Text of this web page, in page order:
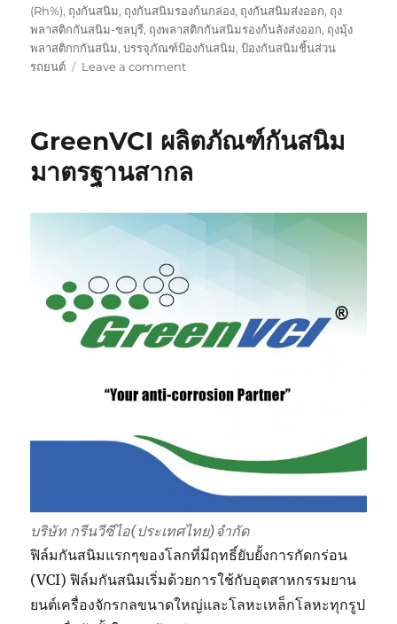
(Rh%), ถุงกันสนิม, ถุงกันสนิมรองก้นกล่อง, ถุงกันสนิมส่งออก, ถุง
พลาสติกกันสนิม-ชลบุรี, ถุงพลาสติกกันสนิมรองก้นลังส่งออก, ถุงมุ้ง
พลาสติกกกันสนิม,บรรจุภัณฑ์ป้องกันสนิม,ป้องกันสนิมชิ้นส่วน
รถยนต์
Leave a commenton
แบบ
ขอบ
ยืด
รัด
และ
ใส่
GreenVCI ผลิตภัณฑ์กันสนิม
มาตรฐานสากล
บริษัท กรีนวีซีไอ(ประเทศไทย)จำกัด
ฟิล์มกันสนิมแรกๆของโลกที่มีฤทธิ์ยับยั้งการกัดกร่อน
(VCI) ฟิล์มกันสนิมเริ่มด้วยการใช้กับอุตสาหกรรมยาน
ยนต์เครื่องจักรกลขนาดใหญ่และโลหะเหล็กโลหะทุกรูป